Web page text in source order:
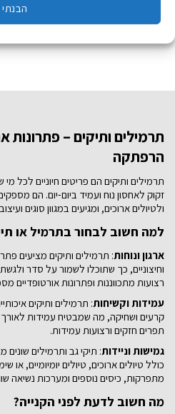
הבנתי
תרמילים ותיקים – פתרונות
הרפתקה
תרמילים ותיקים הם פריטים חיוניים לכל מי
זקוק לאחסון נוח ועמיד ביום-יום. הם
ולטיולים ארוכים, ומגיעים במגוון סוגים
למה חשוב לבחור בתרמיל או
ארגון ונוחות: תרמילים ותיקים מציעים
וחיצוניים, כך שתוכלו לשמור על סדר
רצועות מתכווננות ופתרונות אורטופדיים
עמידות וקשיחות: תרמילים ותיקים
קרעים ושחיקה, מה שמבטיח עמידות
תפרים חזקים ורצועות עמידות.
גמישות וניידות: תיקי גב ותרמילים שונים
כולל טיולים ארוכים, טיולים יומיומיים, או
מתפרקות, כיסים נוספים ומערכות נשיאה
מה חשוב לדעת לפני הקנייה?